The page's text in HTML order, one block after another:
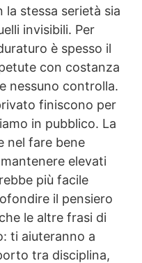
stessa serietà sia
invisibili. Per
è spesso il
con costanza
nessuno controlla.
finiscono per
in pubblico. La
nel fare bene
elevati
più facile
il pensiero
le altre frasi di
ti aiuteranno a
tra disciplina,